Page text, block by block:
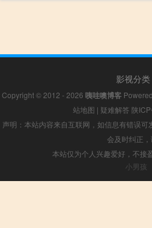
影视分类
Copyright © 2012 - 2026 咦哇噢博客
站地图 | 疑难解答 陕
声明：本站内容来自互联网，如信息有错误
会及时纠正
本站仅为个人兴趣爱好，不接
小男孩